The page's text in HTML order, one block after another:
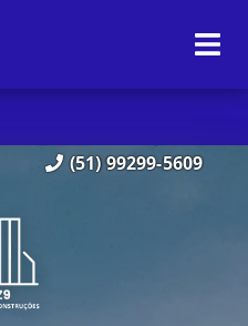
(51) 99299-5609